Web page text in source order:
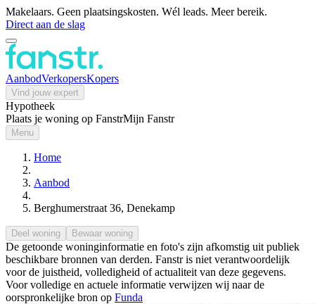
Makelaars. Geen plaatsingskosten. Wél leads. Meer bereik.
Direct aan de slag
AanbodVerkopersKopers
Vind jouw expert
Hypotheek
Plaats je woning op FanstrMijn Fanstr
Menu
Home
Aanbod
Berghumerstraat 36, Denekamp
Deel woning Bewaar woning
De getoonde woninginformatie en foto's zijn afkomstig uit publiek
beschikbare bronnen van derden. Fanstr is niet verantwoordelijk
voor de juistheid, volledigheid of actualiteit van deze gegevens.
Voor volledige en actuele informatie verwijzen wij naar de
oorspronkelijke bron op Funda